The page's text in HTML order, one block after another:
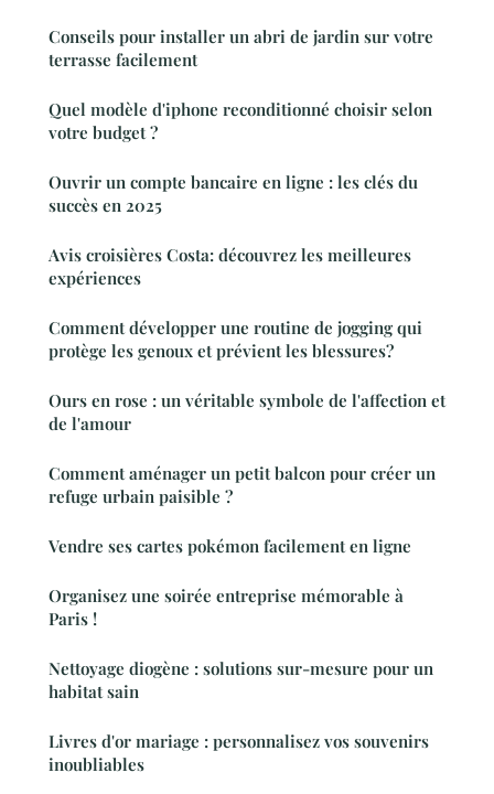
Conseils pour installer un abri de jardin sur votre
terrasse facilement
Quel modèle d'iphone reconditionné choisir selon
votre budget ?
Ouvrir un compte bancaire en ligne : les clés du
succès en 2025
Avis croisières Costa: découvrez les meilleures
expériences
Comment développer une routine de jogging qui
protège les genoux et prévient les blessures?
Ours en rose : un véritable symbole de l'affection et
de l'amour
Comment aménager un petit balcon pour créer un
refuge urbain paisible ?
Vendre ses cartes pokémon facilement en ligne
Organisez une soirée entreprise mémorable à
Paris !
Nettoyage diogène : solutions sur-mesure pour un
habitat sain
Livres d'or mariage : personnalisez vos souvenirs
inoubliables